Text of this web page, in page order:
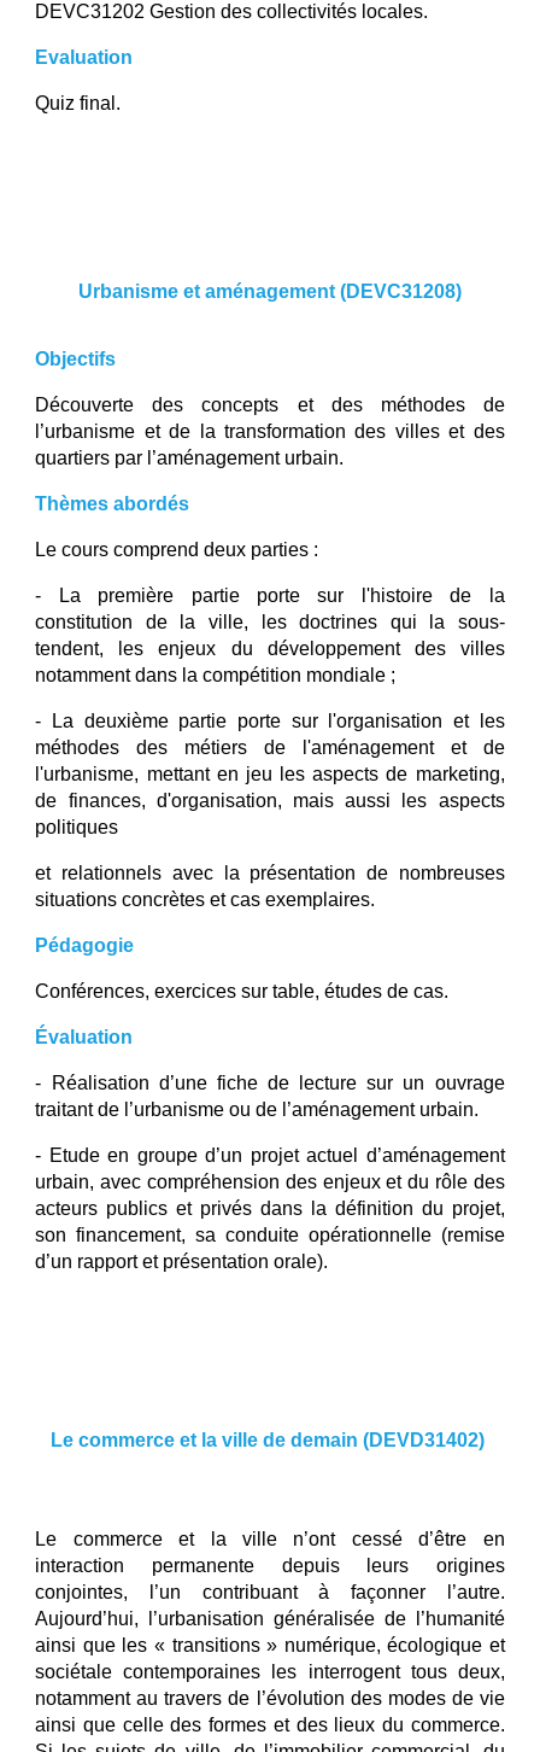
DEVC31202 Gestion des collectivités locales.
Evaluation
Quiz final.
Urbanisme et aménagement (DEVC31208)
Objectifs
Découverte des concepts et des méthodes de
l’urbanisme et de la transformation des villes et des
quartiers par l’aménagement urbain.
Thèmes abordés
Le cours comprend deux parties :
- La première partie porte sur l'histoire de la
constitution de la ville, les doctrines qui la sous-
tendent, les enjeux du développement des villes
notamment dans la compétition mondiale ;
- La deuxième partie porte sur l'organisation et les
méthodes des métiers de l'aménagement et de
l'urbanisme, mettant en jeu les aspects de marketing,
de finances, d'organisation, mais aussi les aspects
politiques
et relationnels avec la présentation de nombreuses
situations concrètes et cas exemplaires.
Pédagogie
Conférences, exercices sur table, études de cas.
Évaluation
- Réalisation d’une fiche de lecture sur un ouvrage
traitant de l’urbanisme ou de l’aménagement urbain.
- Etude en groupe d’un projet actuel d’aménagement
urbain, avec compréhension des enjeux et du rôle des
acteurs publics et privés dans la définition du projet,
son financement, sa conduite opérationnelle (remise
d’un rapport et présentation orale).
Le commerce et la ville de demain (DEVD31402)
Le commerce et la ville n’ont cessé d’être en
interaction permanente depuis leurs origines
conjointes, l’un contribuant à façonner l’autre.
Aujourd’hui, l’urbanisation généralisée de l’humanité
ainsi que les « transitions » numérique, écologique et
sociétale contemporaines les interrogent tous deux,
notamment au travers de l’évolution des modes de vie
ainsi que celle des formes et des lieux du commerce.